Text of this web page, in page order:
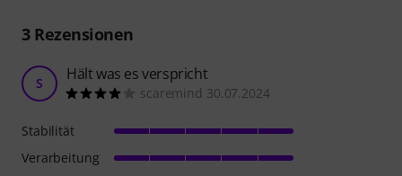
3Rezensionen
S Hält was es verspricht
scaremind 30.07.2024
Stabilität
Verarbeitung